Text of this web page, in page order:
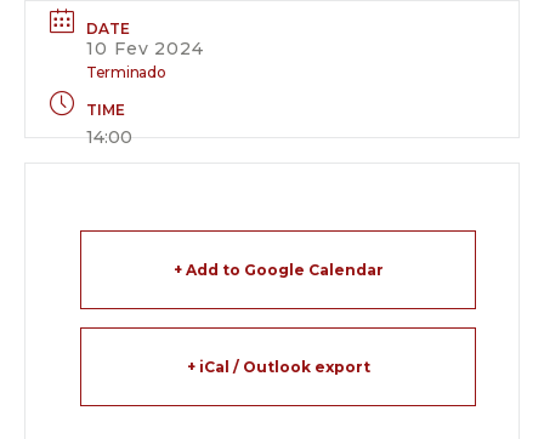
DATE
10 Fev 2024
Terminado
TIME
14:00
+ Add to Google Calendar
+ iCal / Outlook export